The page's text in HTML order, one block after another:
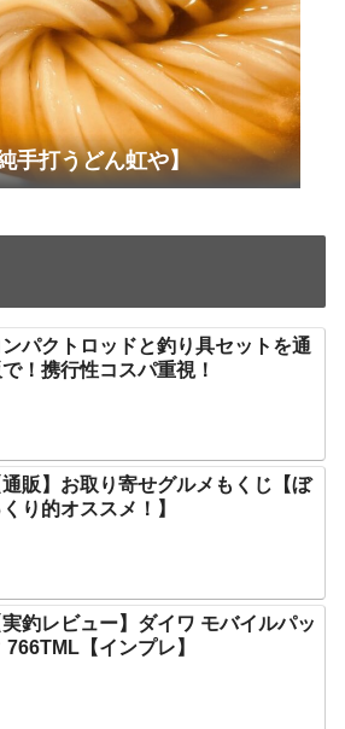
手打うどん虹や】
ンパクトロッドと釣り具セットを通
！携行性コスパ重視！
通販】お取り寄せグルメもくじ【ぼ
くり的オススメ！】
実釣レビュー】ダイワ モバイルパッ
766TML【インプレ】